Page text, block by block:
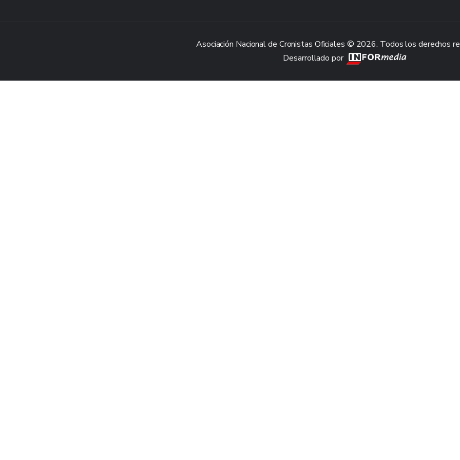
Asociación Nacional de Cronistas Oficiales © 2026. Todos los derechos
Desarrollado por